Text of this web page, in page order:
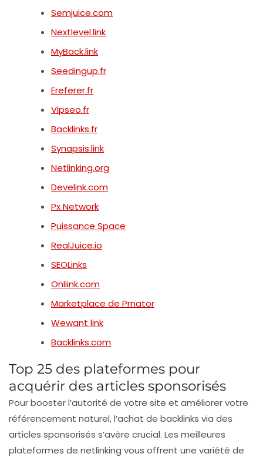
Semjuice.com
Nextlevel.link
MyBack.link
Seedingup.fr
Ereferer.fr
Vipseo.fr
Backlinks.fr
Synapsis.link
Netlinking.org
Develink.com
Px Network
Puissance Space
RealJuice.io
SEOLinks
Onliink.com
Marketplace de Prnator
Wewant link
Backlinks.com
Top 25 des plateformes pour
acquérir des articles sponsorisés
Pourbooster l’autorité de votre site et améliorer votre
référencement naturel, l’achat de backlinks via des
articles sponsorisés s’avère crucial. Les meilleures
plateformes de netlinking vous offrent une variété de